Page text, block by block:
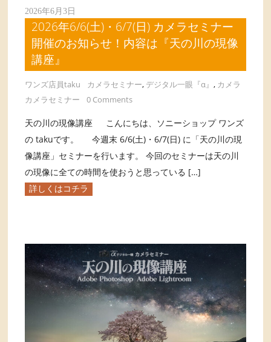
2026年6月3日
2026年6/6(土)・6/7(日) カメラセミナー
開催のお知らせ！内容は『天の川の現像
講座』
ワンズ店員taku カメラセミナー, デジタル一眼『α』, カメラ
カメラセミナー
0 Comments
天の川の現像講座 こんにちは、ソニーショップ ワンズ
の takuです。 今週末 6/6(土)・6/7(日) に「天の川の現
像講座」セミナーを行います。 今回のセミナーは天の川
の現像に全ての時間を使おうと思っている […]
詳しくはコチラ